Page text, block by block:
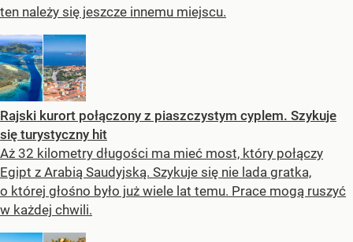
ten należy się jeszcze innemu miejscu.
Rajski kurort połączony z piaszczystym cyplem. Szykuje
się turystyczny hit
Aż 32 kilometry długości ma mieć most, który połączy
Egipt z Arabią Saudyjską. Szykuje się nie lada gratka,
o której głośno było już wiele lat temu. Prace mogą ruszyć
w każdej chwili.